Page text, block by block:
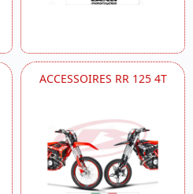
ACCESSOIRES RR 125 4T